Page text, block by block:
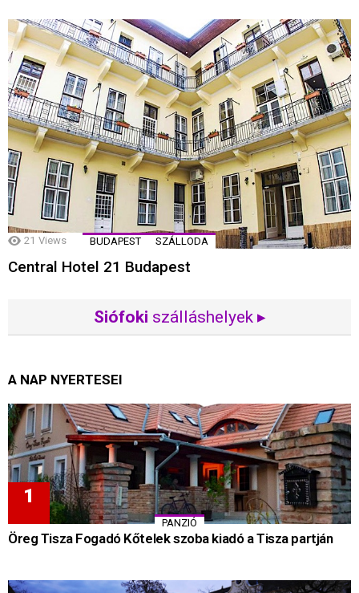
21 Views BUDAPEST SZÁLLODA
Central Hotel 21 Budapest
Siófoki szálláshelyek ▸
A NAP NYERTESEI
PANZIÓ
Öreg Tisza Fogadó Kőtelek szoba kiadó a Tisza partján